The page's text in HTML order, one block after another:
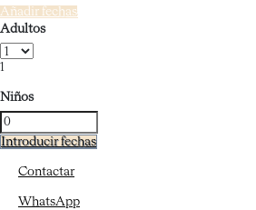
Añadir fechas
Adultos
1
Niños
Introducir fechas
Contactar
WhatsApp